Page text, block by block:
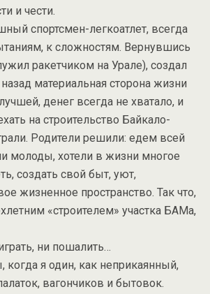
и чести.
спортсмен-легкоатлет, всегда
к сложностям. Вернувшись
ракетчиком на Урале), создал
материальная сторона жизни
денег всегда не хватало, и
на строительство Байкало-
Родители решили: едем всей
молоды, хотели в жизни многое
создать свой быт, уют,
жизненное пространство. Так что,
«строителем» участка БАМа,
ни пошалить…
я один, как неприкаянный,
вагончиков и бытовок.